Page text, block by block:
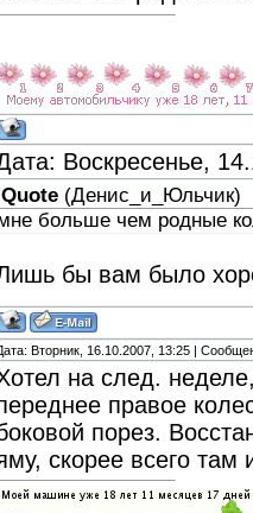
Воскресенье,
Quote (Денис_и_Юльчик)
больше чем родные
бы вам было
Вторник, 16.10.2007, 13:25 |
на след.
правое
порез.
скорее всего там